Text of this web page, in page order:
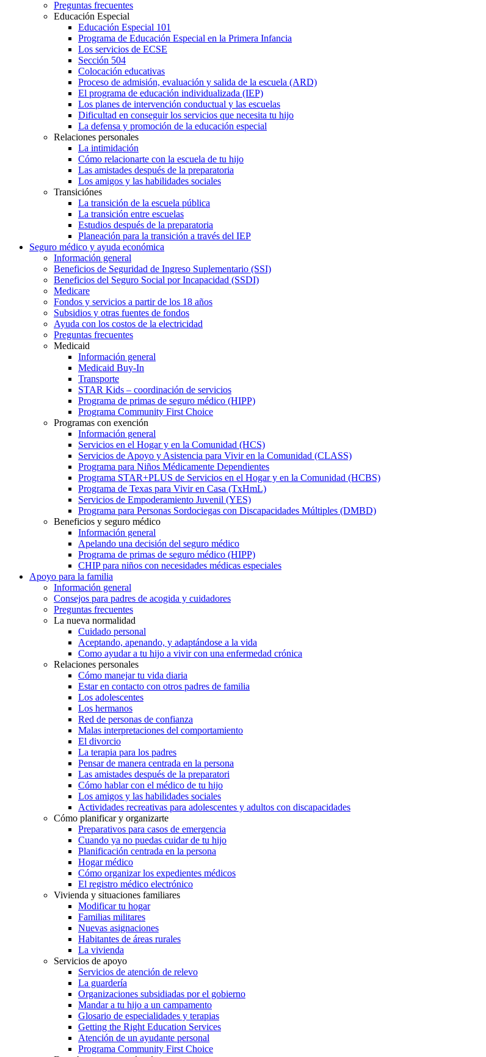
Preguntas frecuentes
Educación Especial
Educación Especial 101
Programa de Educación Especial en la Primera Infancia
Los servicios de ECSE
Sección 504
Colocación educativas
Proceso de admisión, evaluación y salida de la escuela (ARD)
El programa de educación individualizada (IEP)
Los planes de intervención conductual y las escuelas
Dificultad en conseguir los servicios que necesita tu hijo
La defensa y promoción de la educación especial
Relaciones personales
La intimidación
Cómo relacionarte con la escuela de tu hijo
Las amistades después de la preparatoria
Los amigos y las habilidades sociales
Transiciónes
La transición de la escuela pública
La transición entre escuelas
Estudios después de la preparatoria
Planeación para la transición a través del IEP
Seguro médico y ayuda económica
Información general
Beneficios de Seguridad de Ingreso Suplementario (SSI)
Beneficios del Seguro Social por Incapacidad (SSDI)
Medicare
Fondos y servicios a partir de los 18 años
Subsidios y otras fuentes de fondos
Ayuda con los costos de la electricidad
Preguntas frecuentes
Medicaid
Información general
Medicaid Buy-In
Transporte
STAR Kids – coordinación de servicios
Programa de primas de seguro médico (HIPP)
Programa Community First Choice
Programas con exención
Información general
Servicios en el Hogar y en la Comunidad (HCS)
Servicios de Apoyo y Asistencia para Vivir en la Comunidad (CLASS)
Programa para Niños Médicamente Dependientes
Programa STAR+PLUS de Servicios en el Hogar y en la Comunidad (HCBS)
Programa de Texas para Vivir en Casa (TxHmL)
Servicios de Empoderamiento Juvenil (YES)
Programa para Personas Sordociegas con Discapacidades Múltiples (DMBD)
Beneficios y seguro médico
Información general
Apelando una decisión del seguro médico
Programa de primas de seguro médico (HIPP)
CHIP para niños con necesidades médicas especiales
Apoyo para la familia
Información general
Consejos para padres de acogida y cuidadores
Preguntas frecuentes
La nueva normalidad
Cuidado personal
Aceptando, apenando, y adaptándose a la vida
Como ayudar a tu hijo a vivir con una enfermedad crónica
Relaciones personales
Cómo manejar tu vida diaria
Estar en contacto con otros padres de familia
Los adolescentes
Los hermanos
Red de personas de confianza
Malas interpretaciones del comportamiento
El divorcio
La terapia para los padres
Pensar de manera centrada en la persona
Las amistades después de la preparatori
Cómo hablar con el médico de tu hijo
Los amigos y las habilidades sociales
Actividades recreativas para adolescentes y adultos con discapacidades
Cómo planificar y organizarte
Preparativos para casos de emergencia
Cuando ya no puedas cuidar de tu hijo
Planificación centrada en la persona
Hogar médico
Cómo organizar los expedientes médicos
El registro médico electrónico
Vivienda y situaciones familiares
Modificar tu hogar
Familias militares
Nuevas asignaciones
Habitantes de áreas rurales
La vivienda
Servicios de apoyo
Servicios de atención de relevo
La guardería
Organizaciones subsidiadas por el gobierno
Mandar a tu hijo a un campamento
Glosario de especialidades y terapias
Getting the Right Education Services
Atención de un ayudante personal
Programa Community First Choice